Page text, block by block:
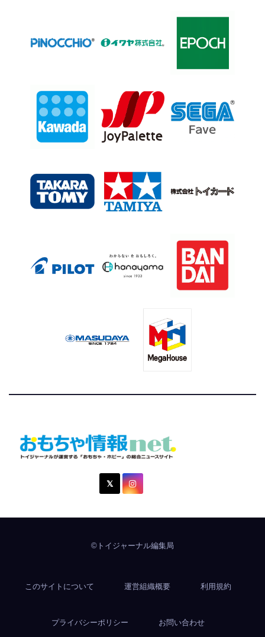
おもちゃ情報net.
トイジャーナルが運営する「おもちゃ・ホビー」の総合ニュ
©トイジャーナル編集局
このサイトについて 運営組織概要 利用規約
プライバシーポリシー お問い合わせ